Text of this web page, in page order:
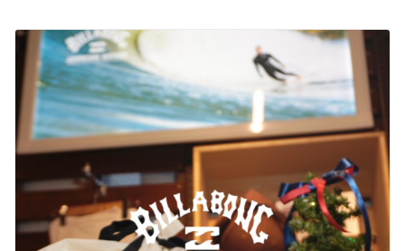
ムラサキスポーツ 公式アプリ
ポイント・クーポンもこのアプリで！